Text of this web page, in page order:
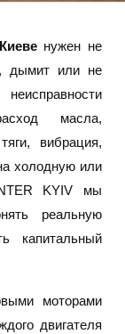
нужен не
дымит или не
масла,
вибрация,
холодную или
KYIV мы
реальную
капитальный
моторами
двигателя